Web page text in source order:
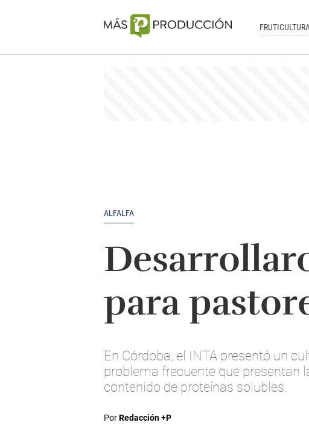
ALFALFA
para
En Córdoba, el INTA presentó un
problema frecuente que presentan
contenido de proteínas solubles.
PorRedacción +P